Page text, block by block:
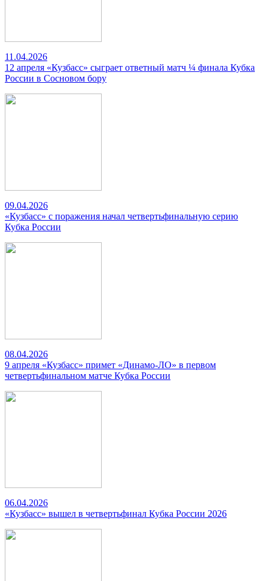
11.04.2026
12 апреля «Кузбасс» сыграет ответный матч ¼ финала Кубка
России в Сосновом бору
09.04.2026
«Кузбасс» с поражения начал четвертьфинальную серию
Кубка России
08.04.2026
9 апреля «Кузбасс» примет «Динамо-ЛО» в первом
четвертьфинальном матче Кубка России
06.04.2026
«Кузбасс» вышел в четвертьфинал Кубка России 2026